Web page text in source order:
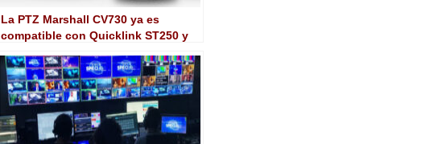
La PTZ Marshall CV730 ya es
compatible con Quicklink ST250 y